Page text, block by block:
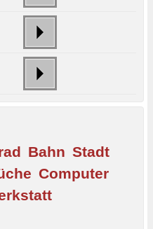
Bahn Stadt
Computer